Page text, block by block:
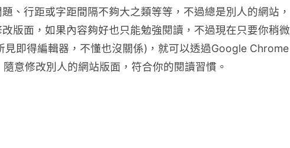
、行距或字距間隔不夠大之類等等，不過總是別人的網站，
版面，如果內容夠好也只能勉強閱讀，不過現在只要你稍微
見即得編輯器，不懂也沒關係)，就可以透過Google Chrome
隨意修改別人的網站版面，符合你的閱讀習慣。